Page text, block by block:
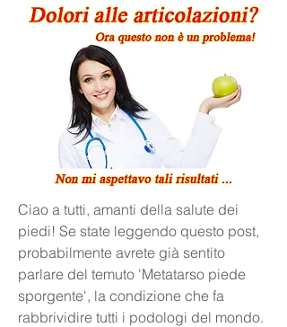
Ciao a tutti, amanti della salute dei
piedi! Se state leggendo questo post,
probabilmente avrete già sentito
parlare del temuto 'Metatarso piede
sporgente', la condizione che fa
rabbrividire tutti i podologi del mondo.